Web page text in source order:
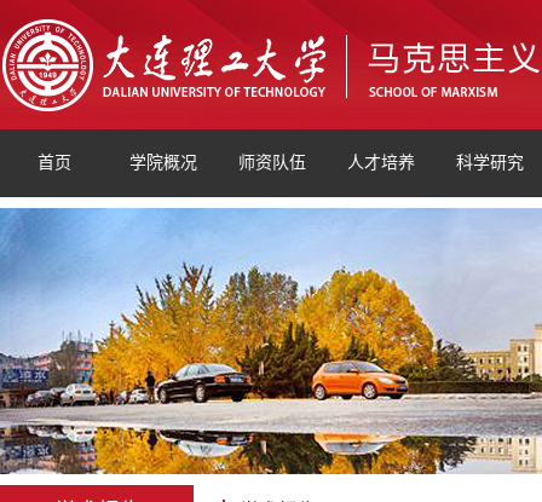
首页 学院概况 师资队伍 人才培养 科学研究